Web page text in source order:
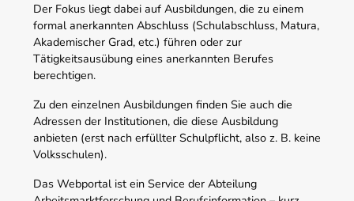
Der Fokus liegt dabei auf Ausbildungen, die zu einem
formal anerkannten Abschluss (Schulabschluss, Matura,
Akademischer Grad, etc.) führen oder zur
Tätigkeitsausübung eines anerkannten Berufes
berechtigen.
Zu den einzelnen Ausbildungen finden Sie auch die
Adressen der Institutionen, die diese Ausbildung
anbieten (erst nach erfüllter Schulpflicht, also z. B. keine
Volksschulen).
Das Webportal ist ein Service der Abteilung